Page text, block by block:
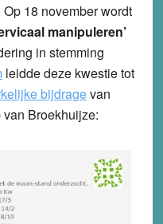
18 november wordt
manipuleren’
in stemming
leidde deze kwestie tot
bijdragevan
Broekhuijze: